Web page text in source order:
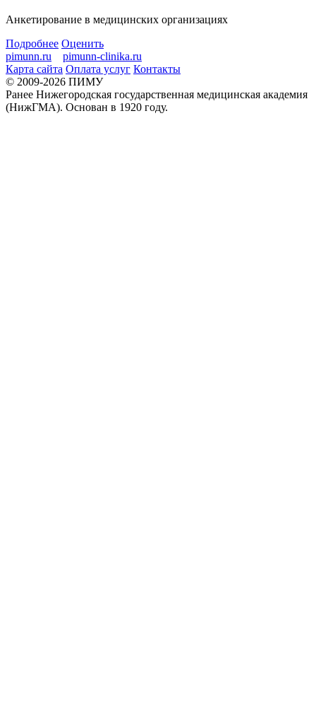
Анкетирование в медицинских организациях
Подробнее Оценить
pimunn.ru
pimunn-clinika.ru
Карта сайта Оплата услуг Контакты
© 2009-2026 ПИМУ
Ранее Нижегородская государственная медицинская академия
(НижГМА). Основан в 1920 году.